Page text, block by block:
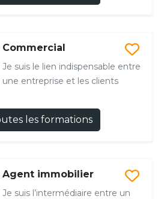
Commercial
Je suis le lien indispensable entre
une entreprise et les clients
les formations
Agent immobilier
Je suis l’intermédiaire entre un